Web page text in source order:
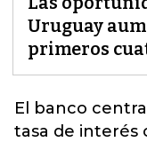
Uruguay
primeros
El banco
tasa de interés